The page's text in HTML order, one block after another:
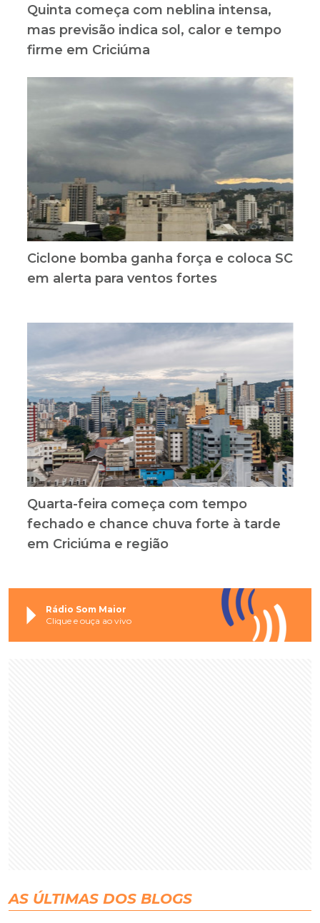
Quinta começa com neblina intensa,
mas previsão indica sol, calor e tempo
firme em Criciúma
Ciclone bomba ganha força e coloca SC
em alerta para ventos fortes
Quarta-feira começa com tempo
fechado e chance chuva forte à tarde
em Criciúma e região
Rádio Som Maior
Clique e ouça ao vivo
AS ÚLTIMAS DOS BLOGS